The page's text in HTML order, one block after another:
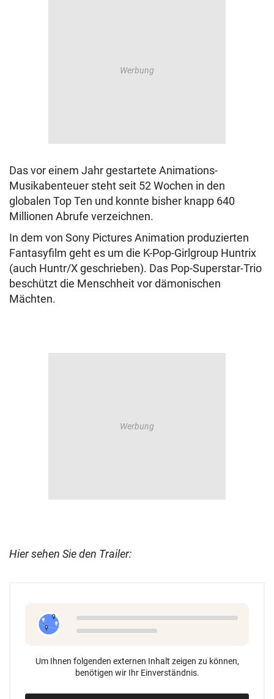
Das vor einem Jahr gestartete Animations-
Musikabenteuer steht seit 52 Wochen in den
globalen Top Ten und konnte bisher knapp 640
Millionen Abrufe verzeichnen.
In dem von Sony Pictures Animation produzierten
Fantasyfilm geht es um die K-Pop-Girlgroup Huntrix
(auch Huntr/X geschrieben). Das Pop-Superstar-Trio
beschützt die Menschheit vor dämonischen
Mächten.
Hier sehen Sie den Trailer:
Um Ihnen folgenden externen Inhalt zeigen zu können,
benötigen wir Ihr Einverständnis.